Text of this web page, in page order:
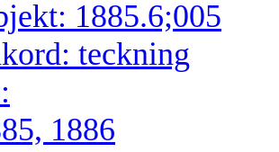
1885.6;005
teckning
1886